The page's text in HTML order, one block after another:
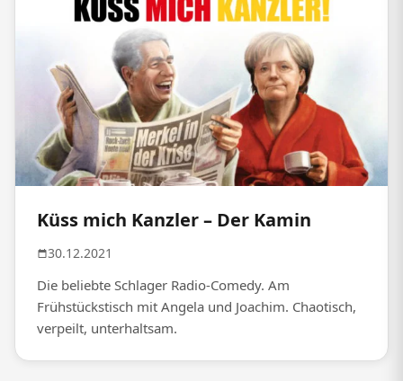
Küss mich Kanzler – Der Kamin
30.12.2021
Die beliebte Schlager Radio-Comedy. Am
Frühstückstisch mit Angela und Joachim. Chaotisch,
verpeilt, unterhaltsam.